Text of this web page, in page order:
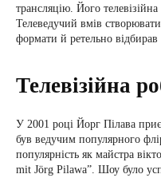
трансляцію. Його
Телеведучий вмів створювати
формати й ретельно відбирав
Телевізійна
У 2001 році Йорг Пілава
був ведучим популярного
популярність як майстра
mit Jörg Pilawa”. Шоу було